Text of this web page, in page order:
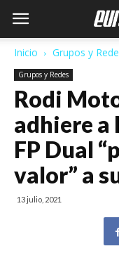
Inicio Grupos y
Grupos y Redes
Rodi
adhiere a
FP Dual
valor” a
13 julio, 2021